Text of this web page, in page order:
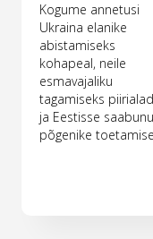
Kogume annetusi
Ukraina elanike
abistamiseks
kohapeal, neile
esmavajaliku
tagamiseks
ja Eestisse
põgenike